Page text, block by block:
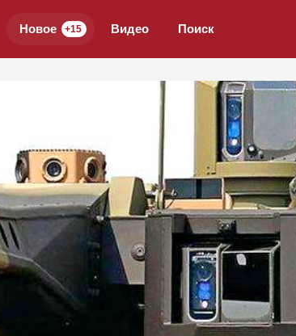
Новое +15 Видео Поиск